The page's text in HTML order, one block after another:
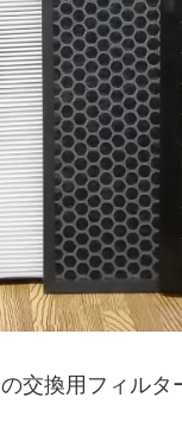
交換用フィルタ